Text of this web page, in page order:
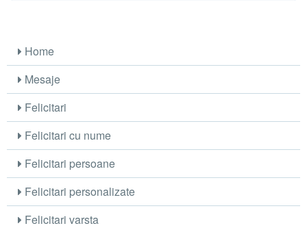
Home
Mesaje
Felicitari
Felicitari cu nume
Felicitari persoane
Felicitari personalizate
Felicitari varsta